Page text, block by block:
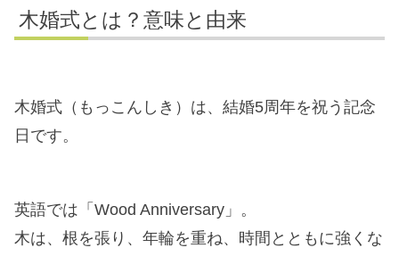
木婚式とは？意味と由来
木婚式（もっこんしき）は、結婚5周年を祝う記念
日です。
英語では「Wood Anniversary」。
木は、根を張り、年輪を重ね、時間とともに強くな